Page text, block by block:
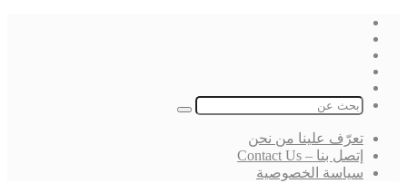
بحث
تعرّف علينا من نحن
إتصل بنا – Contact Us
سياسة الخصوصية